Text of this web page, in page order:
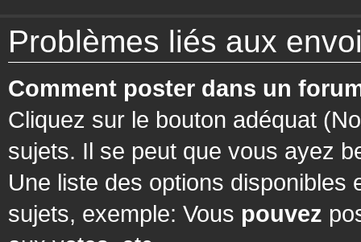
Problèmes liés aux
Comment poster dans un
Cliquez sur le bouton adéquat
sujets. Il se peut que vous ayez
Une liste des options
sujets, exemple: Vous pouvez